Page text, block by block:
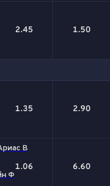
2.45 1.50
1.35 2.90
В
Ф
1.06 6.60